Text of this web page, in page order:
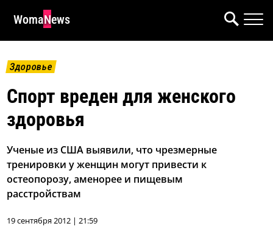
WomaNews
Здоровье
Спорт вреден для женского
здоровья
Ученые из США выявили, что чрезмерные
тренировки у женщин могут привести к
остеопорозу, аменорее и пищевым
расстройствам
19 сентября 2012 | 21:59